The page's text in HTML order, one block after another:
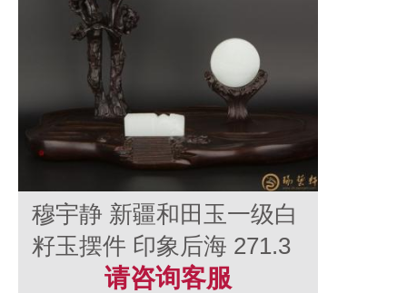
穆宇静 新疆和田玉一级白
籽玉摆件 印象后海 271.3
请咨询客服